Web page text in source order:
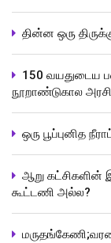
தின்ன ஒரு
150 வயதுடைய
நூறாண்டுகால
ஒரு பூப்புனித
ஆறு கட்சிகளின்
கூட்டணி அல்ல?